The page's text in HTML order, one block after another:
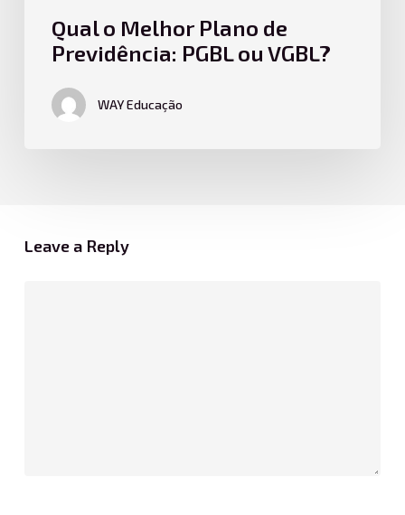
Qual o Melhor Plano de
Previdência: PGBL ou VGBL?
WAY Educação
Leave a Reply